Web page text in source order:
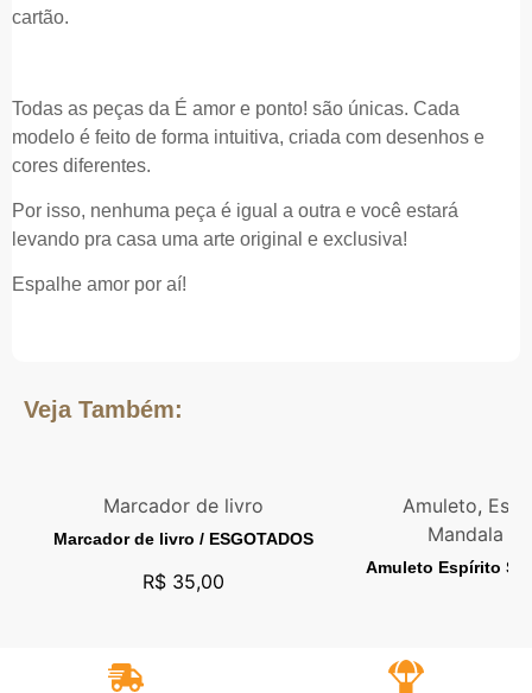
cartão.
Todas as peças da É amor e ponto! são únicas. Cada
modelo é feito de forma intuitiva, criada com desenhos e
cores diferentes.
Por isso, nenhuma peça é igual a outra e você estará
levando pra casa uma arte original e exclusiva!
Espalhe amor por aí!
Veja Também:
Marcador de livro
Marcador de livro / ESGOTADOS
R$35,00
Amuleto,
Mandala
Amuleto Espírito